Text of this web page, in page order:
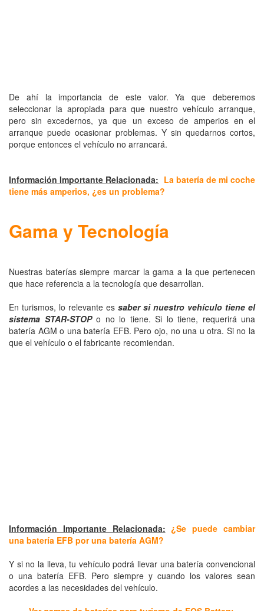
De ahí la importancia de este valor. Ya que deberemos
seleccionar la apropiada para que nuestro vehículo arranque,
pero sin excedernos, ya que un exceso de amperios en el
arranque puede ocasionar problemas. Y sin quedarnos cortos,
porque entonces el vehículo no arrancará.
Información Importante Relacionada: La batería de mi coche
tiene más amperios, ¿es un problema?
Gama y Tecnología
Nuestras baterías siempre marcar la gama a la que pertenecen
que hace referencia a la tecnología que desarrollan.
En turismos, lo relevante es saber si nuestro vehículo tiene el
sistema STAR-STOPo no lo tiene. Si lo tiene, requerirá una
batería AGM o una batería EFB. Pero ojo, no una u otra. Si no la
que el vehículo o el fabricante recomiendan.
Información Importante Relacionada: ¿Se puede cambiar
una batería EFB por una batería AGM?
Y si no la lleva, tu vehículo podrá llevar una batería convencional
o una batería EFB. Pero siempre y cuando los valores sean
acordes a las necesidades del vehículo.